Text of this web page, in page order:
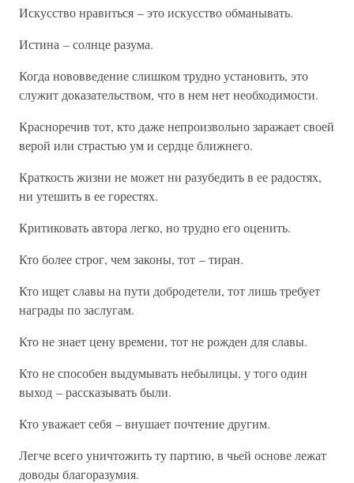
Искусство нравиться – это искусство обманывать.
Истина – солнце разума.
Когда нововведение слишком трудно установить, это
служит доказательством, что в нем нет необходимости.
Красноречив тот, кто даже непроизвольно заражает своей
верой или страстью ум и сердце ближнего.
Краткость жизни не может ни разубедить в ее радостях,
ни утешить в ее горестях.
Критиковать автора легко, но трудно его оценить.
Кто более строг, чем законы, тот – тиран.
Кто ищет славы на пути добродетели, тот лишь требует
награды по заслугам.
Кто не знает цену времени, тот не рожден для славы.
Кто не способен выдумывать небылицы, у того один
выход – рассказывать были.
Кто уважает себя – внушает почтение другим.
Легче всего уничтожить ту партию, в чьей основе лежат
доводы благоразумия.